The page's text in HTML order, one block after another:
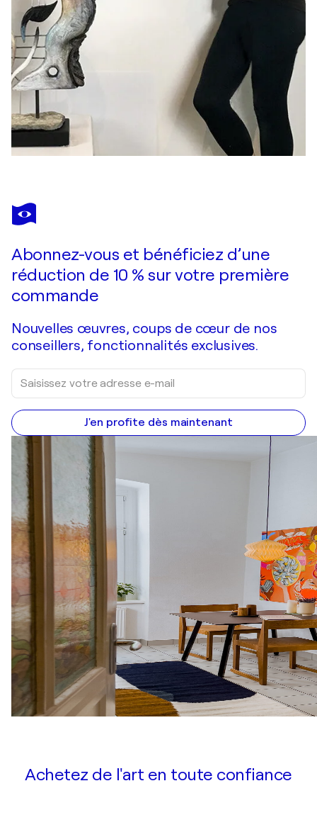
Abonnez-vous et bénéficiez d’une
réduction de 10 % sur votre première
commande
Nouvelles œuvres, coups de cœur de nos
conseillers, fonctionnalités exclusives.
J'en profite dès maintenant
Achetez de l'art en toute confiance